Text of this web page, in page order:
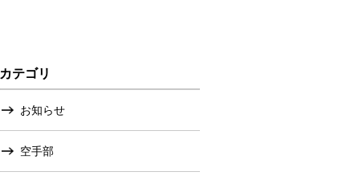
カテゴリ
お知らせ
空手部